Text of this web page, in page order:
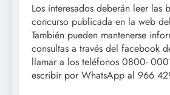
Los interesados deberán leer las
concurso publicada en la web
También pueden mantenerse
consultas a través del facebook
llamar a los teléfonos 0800-
escribir por WhatsApp al 966